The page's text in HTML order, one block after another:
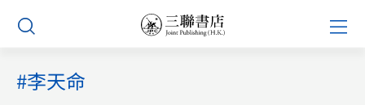
Skip
content
#李天命